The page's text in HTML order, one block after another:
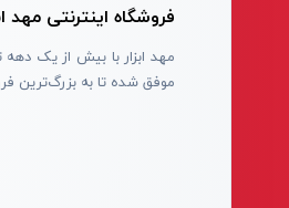
فروشگاه اینترنتی مهد
موفق شده تا به بزرگ‌ترین